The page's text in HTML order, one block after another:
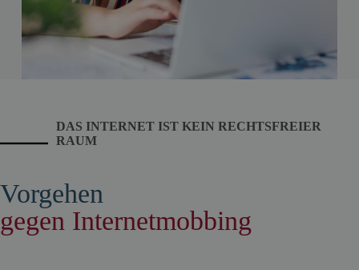
DAS INTERNET IST KEIN RECHTSFREIER
RAUM
Vorgehen
gegen Internetmobbing